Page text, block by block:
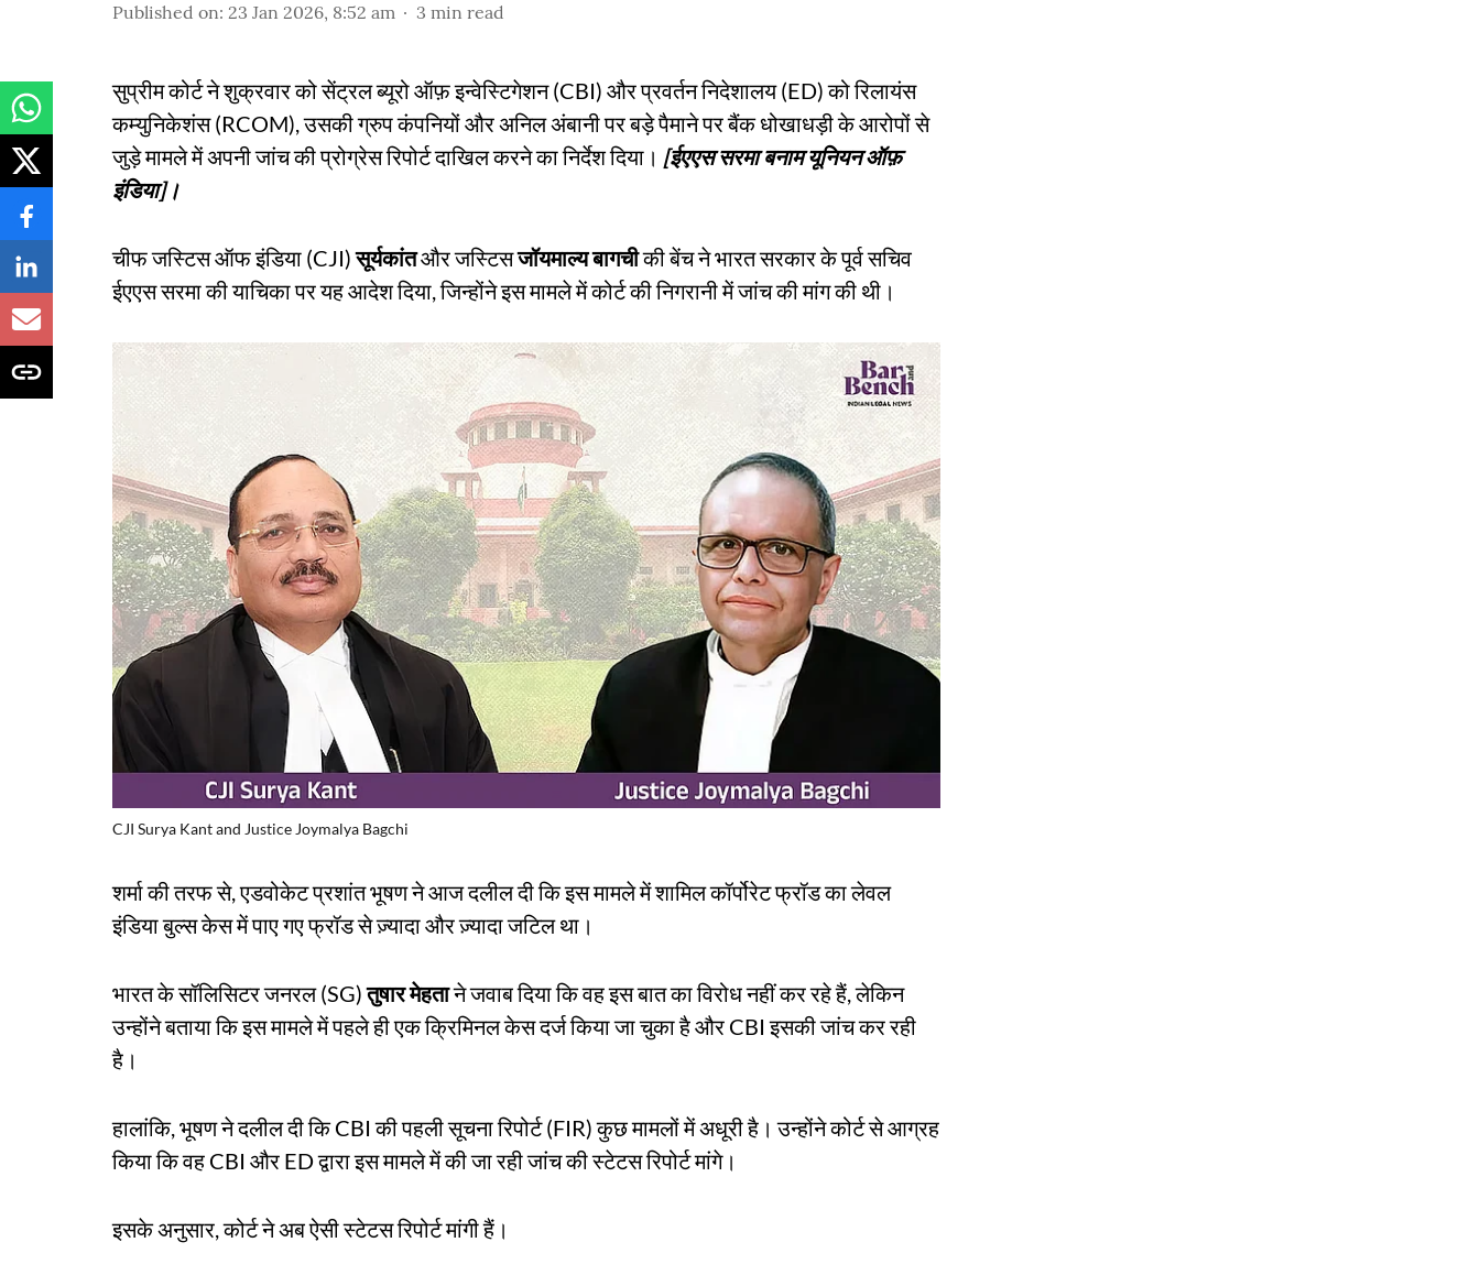
Published on: 23 Jan 2026, 8:52 am 3 min read
सुप्रीम कोर्ट ने शुक्रवार को सेंट्रल ब्यूरो ऑफ़ इन्वेस्टिगेशन (CBI) और प्रवर्तन निदेशालय (ED) को रिलायंस
कम्युनिकेशंस (RCOM), उसकी ग्रुप कंपनियों और अनिल अंबानी पर बड़े पैमाने पर बैंक धोखाधड़ी के आरोपों से
जुड़े मामले में अपनी जांच की प्रोग्रेस रिपोर्ट दाखिल करने का निर्देश दिया। [ईएएस सरमा बनाम यूनियन ऑफ़
इंडिया]।
चीफ जस्टिस ऑफ इंडिया (CJI)सूर्यकांतऔर जस्टिसजॉयमाल्य बागचीकी बेंच ने भारत सरकार के पूर्व सचिव
ईएएस सरमा की याचिका पर यह आदेश दिया, जिन्होंने इस मामले में कोर्ट की निगरानी में जांच की मांग की थी।
CJI Surya Kant and Justice Joymalya Bagchi
शर्मा की तरफ से, एडवोकेट प्रशांत भूषण ने आज दलील दी कि इस मामले में शामिल कॉर्पोरेट फ्रॉड का लेवल
इंडिया बुल्स केस में पाए गए फ्रॉड से ज़्यादा और ज़्यादा जटिल था।
भारत के सॉलिसिटर जनरल (SG)तुषार मेहताने जवाब दिया कि वह इस बात का विरोध नहीं कर रहे हैं, लेकिन
उन्होंने बताया कि इस मामले में पहले ही एक क्रिमिनल केस दर्ज किया जा चुका है और CBI इसकी जांच कर रही
है।
हालांकि, भूषण ने दलील दी कि CBI की पहली सूचना रिपोर्ट (FIR) कुछ मामलों में अधूरी है। उन्होंने कोर्ट से आग्रह
किया कि वह CBI और ED द्वारा इस मामले में की जा रही जांच की स्टेटस रिपोर्ट मांगे।
इसके अनुसार, कोर्ट ने अब ऐसी स्टेटस रिपोर्ट मांगी हैं।